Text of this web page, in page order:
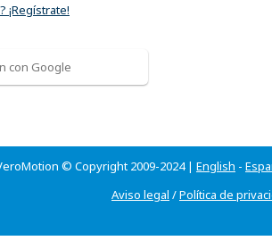
¡Regístrate!
con Google
© Copyright 2009-2024 | English -
Aviso legal /Política de